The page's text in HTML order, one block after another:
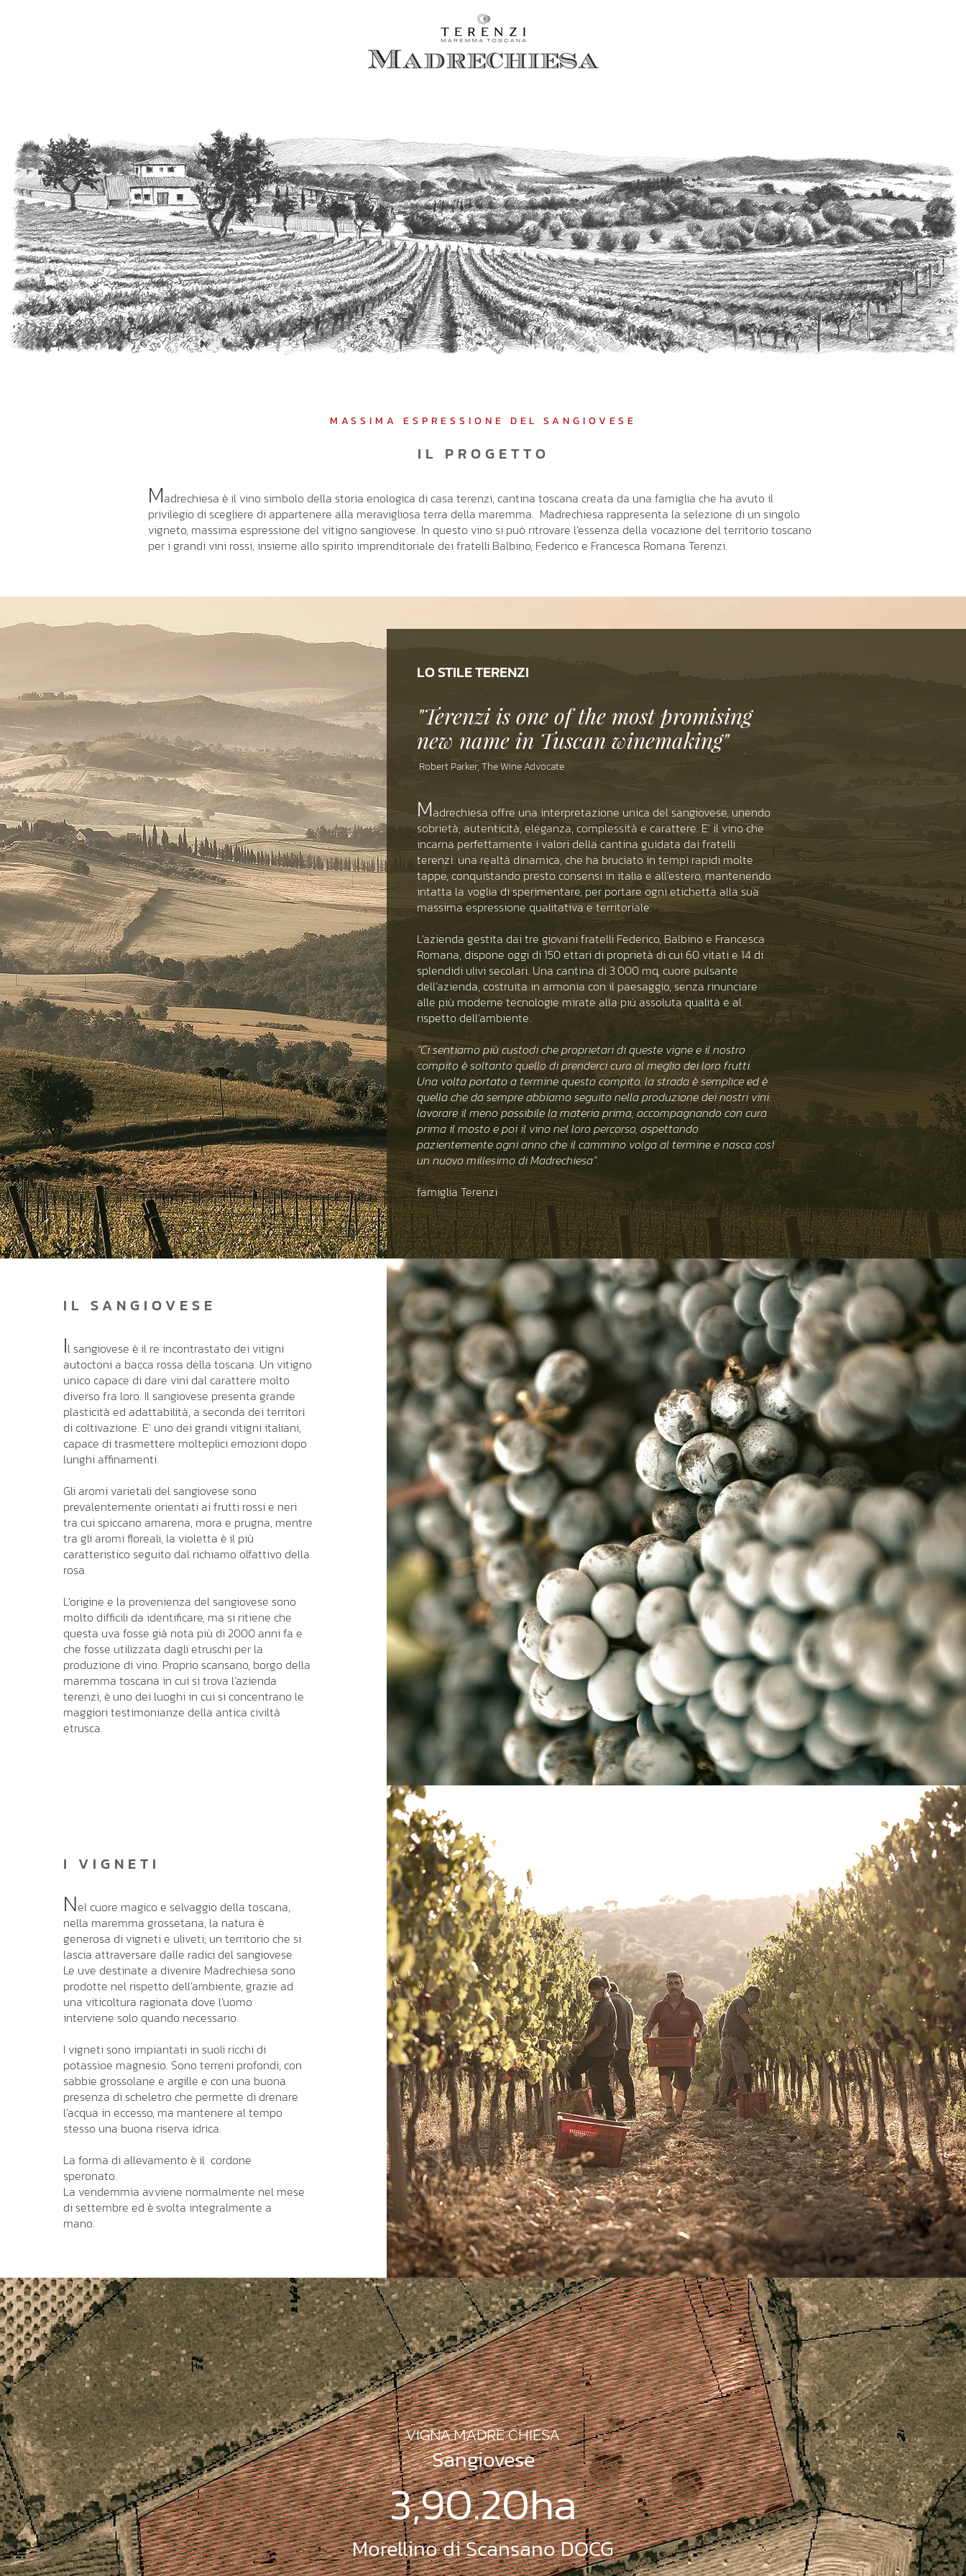
MASSIMA ESPRESSIONE DEL SANGIOVESE
IL PROGETTO
Madrechiesa è il vino simbolo della storia enologica di casa terenzi, cantina toscana creata da una famiglia che ha avuto il
privilegio di scegliere di appartenere alla meravigliosa terra della maremma. Madrechiesa rappresenta la selezione di un singolo
vigneto, massima espressione del vitigno sangiovese. In questo vino si può ritrovare l’essenza della vocazione del territorio toscano
per i grandi vini rossi, insieme allo spirito imprenditoriale dei fratelli Balbino, Federico e Francesca Romana Terenzi.
LO STILE TERENZI
"Terenzi is one of the most promising
new name in Tuscan winemaking"
Robert Parker, The Wine Advocate
Madrechiesa offre una interpretazione unica del sangiovese, unendo
sobrietà, autenticità, eleganza, complessità e carattere. E' il vino che
incarna perfettamente i valori della cantina guidata dai fratelli
terenzi. una realtà dinamica, che ha bruciato in tempi rapidi molte
tappe, conquistando presto consensi in italia e all’estero, mantenendo
intatta la voglia di sperimentare, per portare ogni etichetta alla sua
massima espressione qualitativa e territoriale.​
L’azienda gestita dai tre giovani fratelli Federico, Balbino e Francesca
Romana, dispone oggi di 150 ettari di proprietà di cui 60 vitati e 14 di
splendidi ulivi secolari. Una cantina di 3.000 mq, cuore pulsante
dell’azienda, costruita in armonia con il paesaggio, senza rinunciare
alle più moderne tecnologie mirate alla più assoluta qualità e al
rispetto dell’ambiente.
“Ci sentiamo più custodi che proprietari di queste vigne e il nostro
compito è soltanto quello di prenderci cura al meglio dei loro frutti.
Una volta portato a termine questo compito, la strada è semplice ed è
quella che da sempre abbiamo seguito nella produzione dei nostri vini:
lavorare il meno possibile la materia prima, accompagnando con cura
prima il mosto e poi il vino nel loro percorso, aspettando
pazientemente ogni anno che il cammino volga al termine e nasca così
un nuovo millesimo di Madrechiesa”.
famiglia Terenzi
IL SANGIOVESE
Il sangiovese è il re incontrastato dei vitigni
autoctoni a bacca rossa della toscana. Un vitigno
unico capace di dare vini dal carattere molto
diverso fra loro. Il sangiovese presenta grande
plasticità ed adattabilità, a seconda dei territori
di coltivazione. E' uno dei grandi vitigni italiani,
capace di trasmettere molteplici emozioni dopo
lunghi affinamenti.
Gli aromi varietali del sangiovese sono
prevalentemente orientati ai frutti rossi e neri
tra cui spiccano amarena, mora e prugna, mentre
tra gli aromi floreali, la violetta è il più
caratteristico seguito dal richiamo olfattivo della
rosa.
L’origine e la provenienza del sangiovese sono
molto difficili da identificare, ma si ritiene che
questa uva fosse già nota più di 2000 anni fa e
che fosse utilizzata dagli etruschi per la
produzione di vino. Proprio scansano, borgo della
maremma toscana in cui si trova l’azienda
terenzi, è uno dei luoghi in cui si concentrano le
maggiori testimonianze della antica civiltà
etrusca.
I VIGNETI
Nel cuore magico e selvaggio della toscana,
nella maremma grossetana, la natura è
generosa di vigneti e uliveti; un territorio che si
lascia attraversare dalle radici del sangiovese.
Le uve destinate a divenire Madrechiesa sono
prodotte nel rispetto dell’ambiente, grazie ad
una viticoltura ragionata dove l’uomo
interviene solo quando necessario.
I vigneti sono impiantati in suoli ricchi di
potassioe magnesio. Sono terreni profondi, con
sabbie grossolane e argille e con una buona
presenza di scheletro che permette di drenare
l’acqua in eccesso, ma mantenere al tempo
stesso una buona riserva idrica.
La forma di allevamento è il cordone
speronato.
La vendemmia avviene normalmente nel mese
di settembre ed è svolta integralmente a
mano.
VIGNA MADRE CHIESA
Sangiovese
3,90.20ha
Morellino di Scansano DOCG